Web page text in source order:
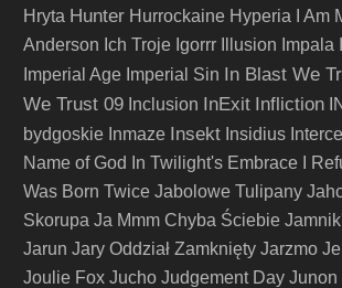
Hryta Hunter Hurrockaine Hyperia I Am
Anderson Ich Troje Igorrr Illusion Impala
Imperial Age Imperial Sin In Blast We
We Trust 09 Inclusion InExit Infliction
bydgoskie Inmaze Insekt Insidius
Name of God
In Twilight's Embrace I
Was Born Twice Jabolowe Tulipany
Skorupa Ja Mmm Chyba Ściebie
Jarun Jary Oddział Zamknięty Jarzmo
Joulie Fox Jucho Judgement Day Junon